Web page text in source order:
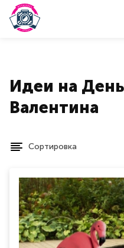
Идеи на
Валентина
Сортировка